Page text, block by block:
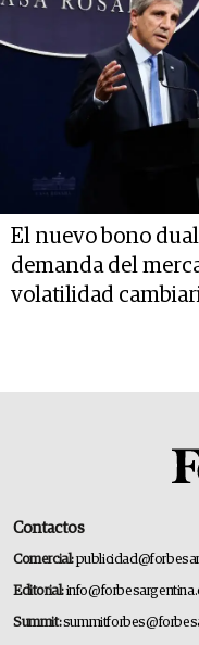
El nuevo bono
demanda del
volatilidad
Contactos
Comercial:
Editorial:
Summit: